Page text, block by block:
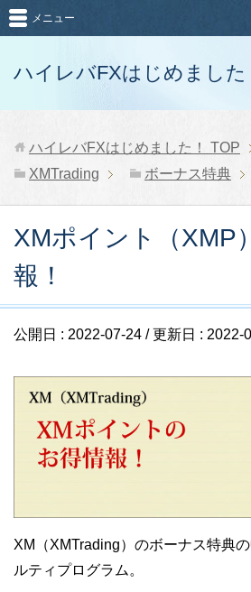
ハイレバFXはじめました
メニュー
ハイレバFXはじめました！ TOP
XMTrading
ボーナス特典
XMポイント（XMP
報！
公開日 : 2022-07-24 / 更新日 : 2022-
XM（XMTrading）のボーナス特典
ルティプログラム。